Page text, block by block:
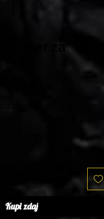
Kupi zdaj